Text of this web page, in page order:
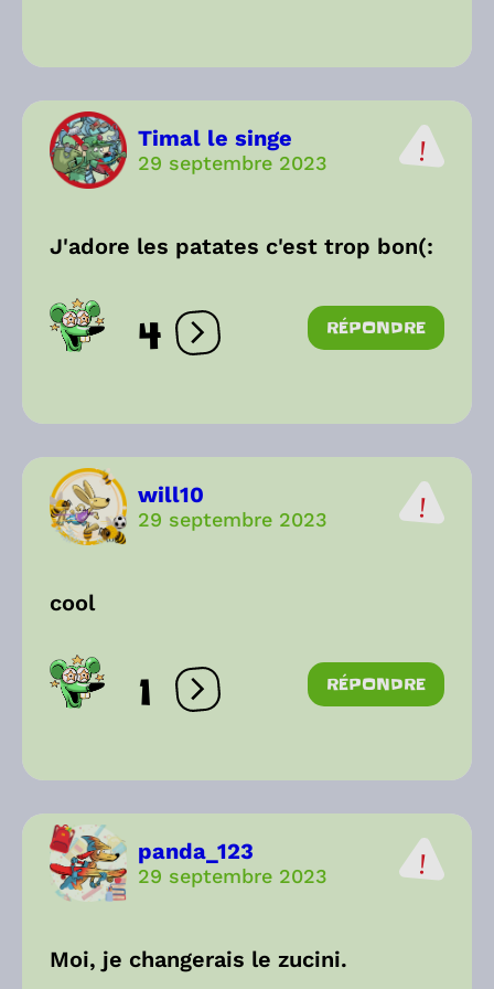
Timal le singe
29 septembre 2023
J'adore les patates c'est trop bon(:
4 Ouvrir les réactions
RÉPONDRE
will10
29 septembre 2023
cool
1 Ouvrir les réactions
RÉPONDRE
panda_123
29 septembre 2023
Moi, je changerais le zucini.